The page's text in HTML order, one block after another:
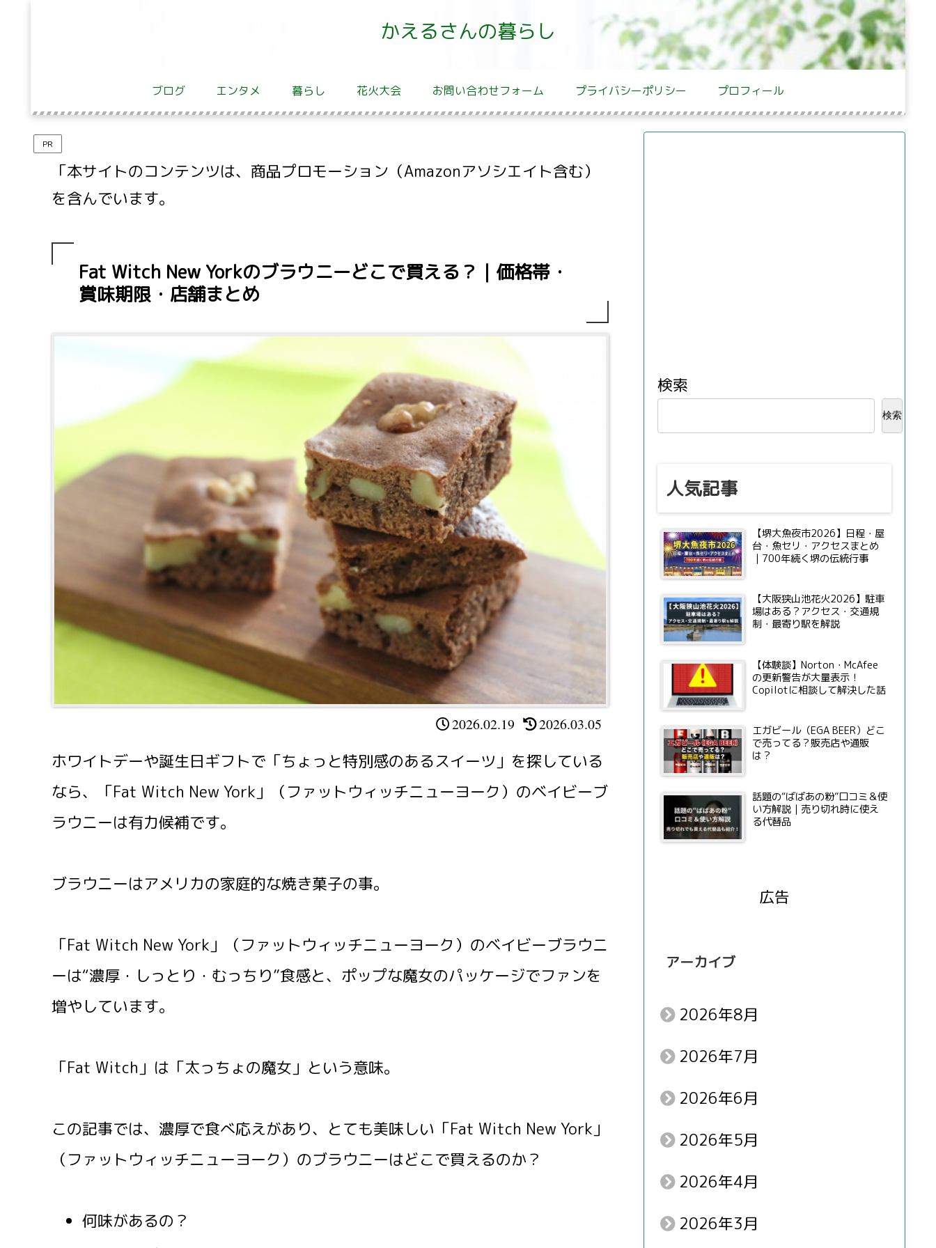
かえるさんの暮らし
ブログ エンタメ 暮らし 花火大会 お問い合わせフォーム プライバシーポリシー プロフィール
PR
「本サイトのコンテンツは、商品プロモーション（Amazonアソシエイト含む）
を含んでいます。
Fat Witch New Yorkのブラウニーどこで買える？｜価格帯・
賞味期限・店舗まとめ
2026.02.19 2026.03.05
ホワイトデーや誕生日ギフトで「ちょっと特別感のあるスイーツ」を探している
なら、「Fat Witch New York」（ファットウィッチニューヨーク）のベイビーブ
ラウニーは有力候補です。
ブラウニーはアメリカの家庭的な焼き菓子の事。
「Fat Witch New York」（ファットウィッチニューヨーク）のベイビーブラウニ
ーは“濃厚・しっとり・むっちり”食感と、ポップな魔女のパッケージでファンを
増やしています。
「Fat Witch」は「太っちょの魔女」という意味。
この記事では、濃厚で食べ応えがあり、とても美味しい「Fat Witch New York」
（ファットウィッチニューヨーク）のブラウニーはどこで買えるのか？
何味があるの？
検索
検索
人気記事
【堺大魚夜市2026】日程・屋
台・魚セリ・アクセスまとめ
｜700年続く堺の伝統行事
【大阪狭山池花火2026】駐車
場はある？アクセス・交通規
制・最寄り駅を解説
【体験談】Norton・McAfee
の更新警告が大量表示！
Copilotに相談して解決した話
エガビール（EGA BEER）どこ
で売ってる？販売店や通販
は？
話題の“ばばあの粉”口コミ＆使
い方解説｜売り切れ時に使え
る代替品
広告
アーカイブ
2026年8月
2026年7月
2026年6月
2026年5月
2026年4月
2026年3月